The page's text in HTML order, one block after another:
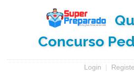
Concurso
Login |